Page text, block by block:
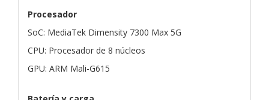
Procesador
SoC: MediaTek Dimensity 7300 Max 5G
CPU: Procesador de 8 núcleos
GPU: ARM Mali-G615